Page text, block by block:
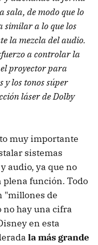
sala, de modo que lo
similar a lo que los
la mezcla del audio.
a controlar la
proyector para
y los tonos súper
láser de Dolby
muy importante
sistemas
audio, ya que no
función. Todo
"millones de
no hay una cifra
en esta
la más grande